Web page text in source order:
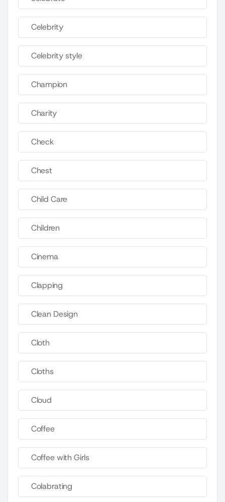
Celebrity
Celebrity style
Champion
Charity
Check
Chest
Child Care
Children
Cinema
Clapping
Clean Design
Cloth
Cloths
Cloud
Coffee
Coffee with Girls
Colabrating